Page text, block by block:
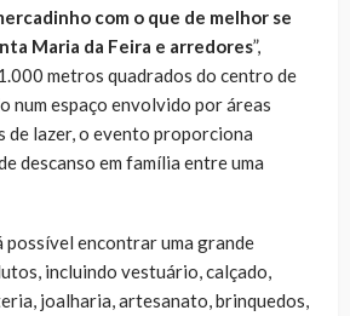
com o que de melhor se
Maria da Feira e arredores”,
metros quadrados do centro de
num espaço envolvido por áreas
de lazer, o evento proporciona
descanso em família entre uma
possível encontrar uma grande
incluindo vestuário, calçado,
joalharia, artesanato, brinquedos,